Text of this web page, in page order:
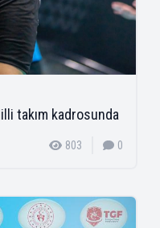
takım kadrosunda
803 0